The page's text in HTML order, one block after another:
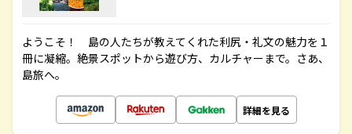
ようこそ！ 島の人たちが教えてくれた利尻・礼文の魅力を１
冊に凝縮。絶景スポットから遊び方、カルチャーまで。さあ、
島旅へ。
詳細を見る